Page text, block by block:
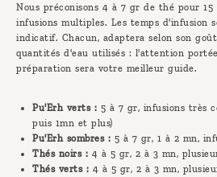
Nous préconisons 4 à 7 gr de thé pour
infusions multiples. Les temps d'infusion
indicatif. Chacun, adaptera selon son
quantités d'eau utilisés : l'attention
préparation sera votre meilleur guide.
Pu'Erh verts : 5 à 7 gr, infusions très
puis 1mn et plus)
Pu'Erh sombres : 5 à 7 gr, 1 à 2 mn,
Thés noirs : 4 à 5 gr, 2 à 3 mn,
Thés verts : 4 à 5 gr, 2 à 3 mn,